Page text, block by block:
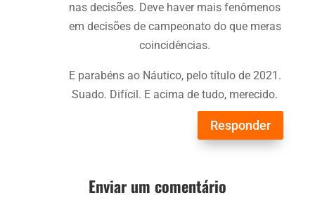
nas decisões. Deve haver mais fenômenos
em decisões de campeonato do que meras
coincidências.
E parabéns ao Náutico, pelo título de 2021.
Suado. Difícil. E acima de tudo, merecido.
Responder
Enviar um comentário